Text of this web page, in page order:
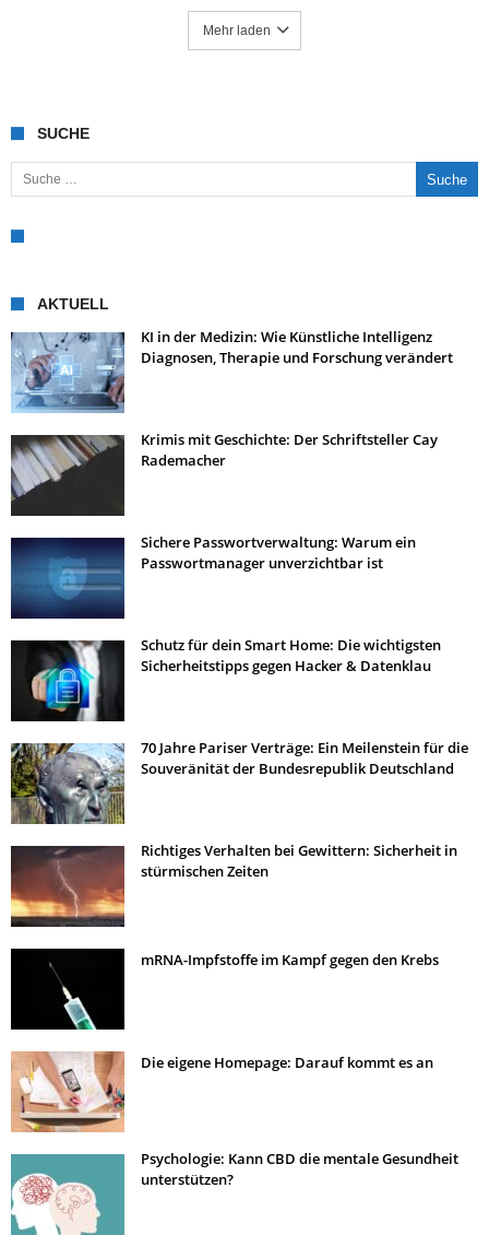
Mehr laden
SUCHE
Suche nach:
AKTUELL
KI in der Medizin: Wie Künstliche Intelligenz
Diagnosen, Therapie und Forschung verändert
Krimis mit Geschichte: Der Schriftsteller Cay
Rademacher
Sichere Passwortverwaltung: Warum ein
Passwortmanager unverzichtbar ist
Schutz für dein Smart Home: Die wichtigsten
Sicherheitstipps gegen Hacker & Datenklau
70 Jahre Pariser Verträge: Ein Meilenstein für die
Souveränität der Bundesrepublik Deutschland
Richtiges Verhalten bei Gewittern: Sicherheit in
stürmischen Zeiten
mRNA-Impfstoffe im Kampf gegen den Krebs
Die eigene Homepage: Darauf kommt es an
Psychologie: Kann CBD die mentale Gesundheit
unterstützen?